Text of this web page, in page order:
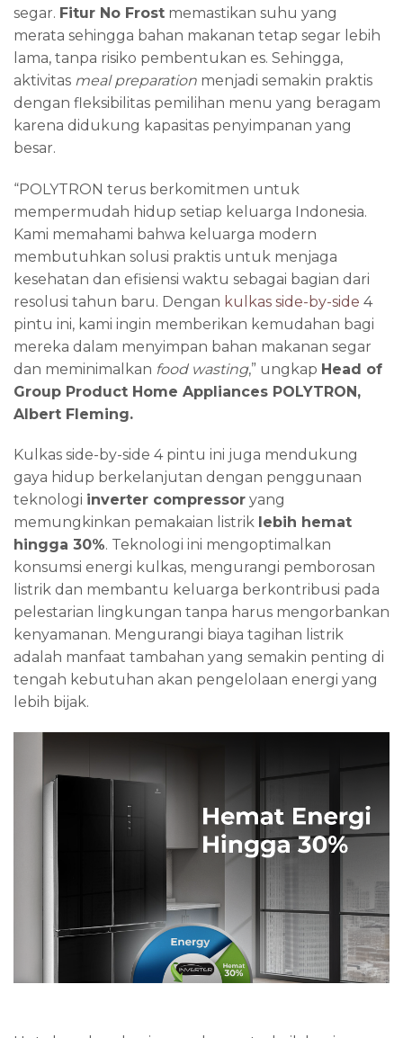
segar. Fitur No Frost memastikan suhu yang
merata sehingga bahan makanan tetap segar lebih
lama, tanpa risiko pembentukan es. Sehingga,
aktivitas meal preparation menjadi semakin praktis
dengan fleksibilitas pemilihan menu yang beragam
karena didukung kapasitas penyimpanan yang
besar.
“POLYTRON terus berkomitmen untuk
mempermudah hidup setiap keluarga Indonesia.
Kami memahami bahwa keluarga modern
membutuhkan solusi praktis untuk menjaga
kesehatan dan efisiensi waktu sebagai bagian dari
resolusi tahun baru. Dengan kulkas side-by-side 4
pintu ini, kami ingin memberikan kemudahan bagi
mereka dalam menyimpan bahan makanan segar
dan meminimalkan food wasting,” ungkap Head of
Group Product Home Appliances POLYTRON,
Albert Fleming.
Kulkas side-by-side 4 pintu ini juga mendukung
gaya hidup berkelanjutan dengan penggunaan
teknologi inverter compressor yang
memungkinkan pemakaian listrik lebih hemat
hingga 30%. Teknologi ini mengoptimalkan
konsumsi energi kulkas, mengurangi pemborosan
listrik dan membantu keluarga berkontribusi pada
pelestarian lingkungan tanpa harus mengorbankan
kenyamanan. Mengurangi biaya tagihan listrik
adalah manfaat tambahan yang semakin penting di
tengah kebutuhan akan pengelolaan energi yang
lebih bijak.